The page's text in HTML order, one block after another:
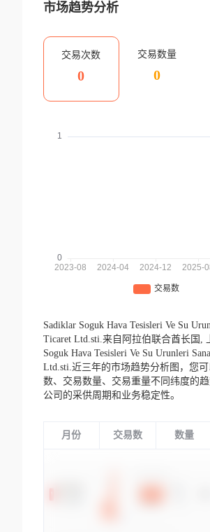
市场趋势分析
交易次数
0
交易数量
0
Sadiklar Soguk Hava Tesisleri Ve Su
Ticaret Ltd.sti.来自阿拉伯联合酋长国,
Soguk Hava Tesisleri Ve Su Urunleri
Ltd.sti.近三年的市场趋势分析图，您
数、交易数量、交易重量不同纬度的
公司的采供周期和业务稳定性。
月份 交易数 数量